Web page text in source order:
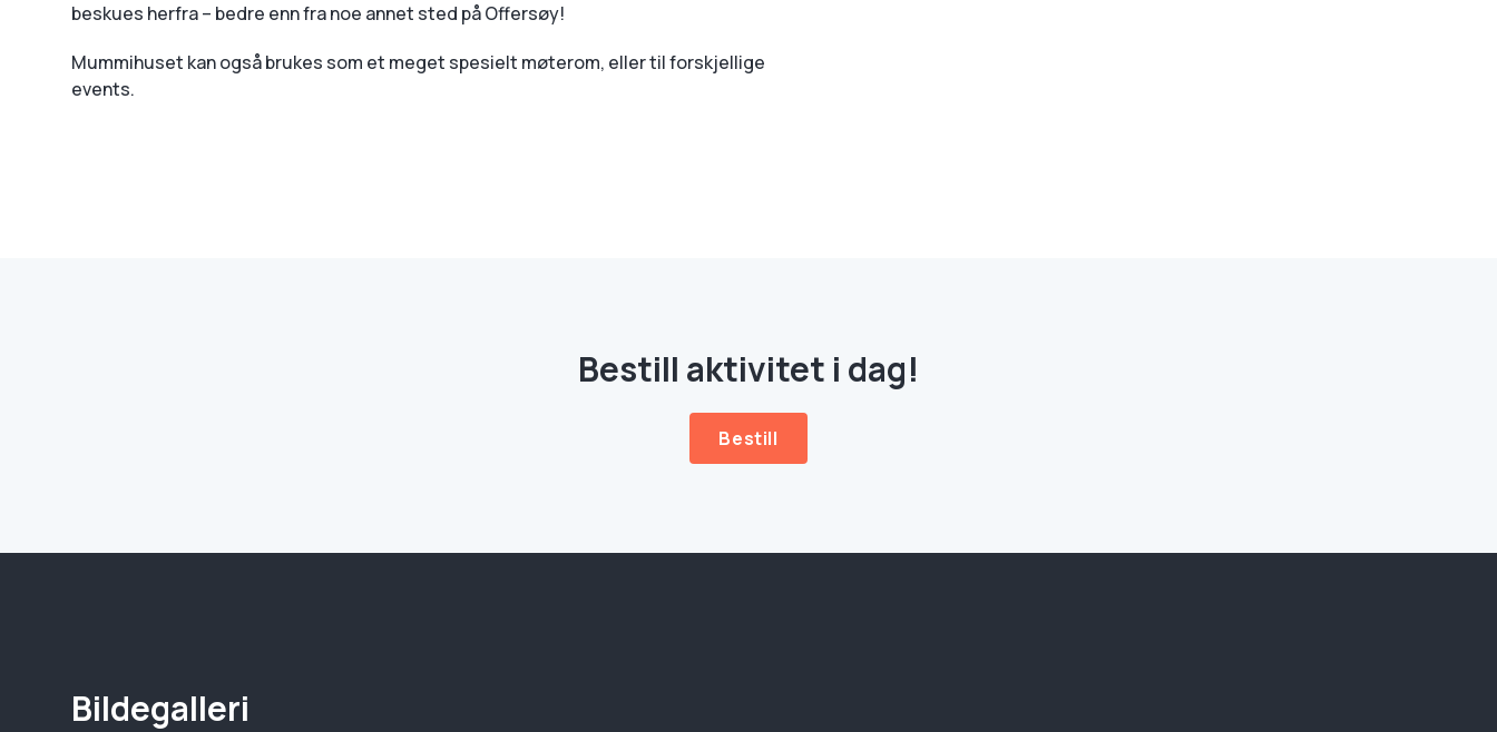
beskues herfra – bedre enn fra noe annet sted på Offersøy!
Mummihuset kan også brukes som et meget spesielt møterom, eller til forskjellige
events.
Bestill aktivitet i dag!
Bestill
Bildegalleri